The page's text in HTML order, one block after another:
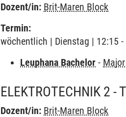
Dozent/in: Brit-Maren Block
Termin:
wöchentlich | Dienstag | 12:15
Leuphana Bachelor -
ELEKTROTECHNIK 2 -
Dozent/in: Brit-Maren Block